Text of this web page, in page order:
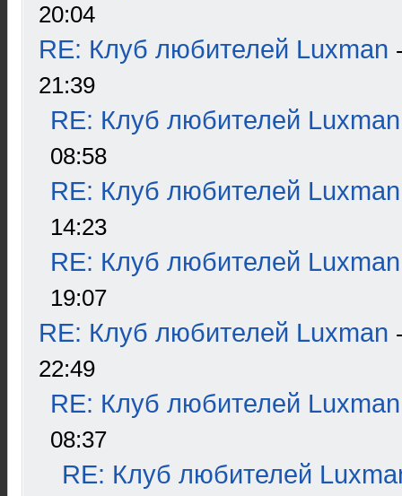
20:04
RE: Клуб любителей Luxman
21:39
RE: Клуб любителей Luxman
08:58
RE: Клуб любителей Luxman
14:23
RE: Клуб любителей Luxman
19:07
RE: Клуб любителей Luxman
22:49
RE: Клуб любителей Luxman
08:37
RE: Клуб любителей